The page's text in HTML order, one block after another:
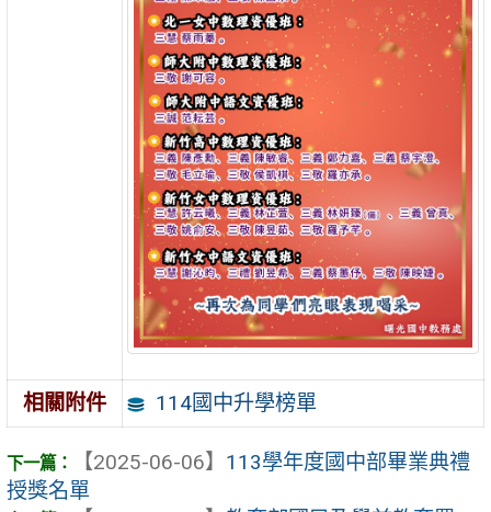
相關附件 114國中升學榜單
【2025-06-06】 113學年度國中部畢業典禮
授獎名單